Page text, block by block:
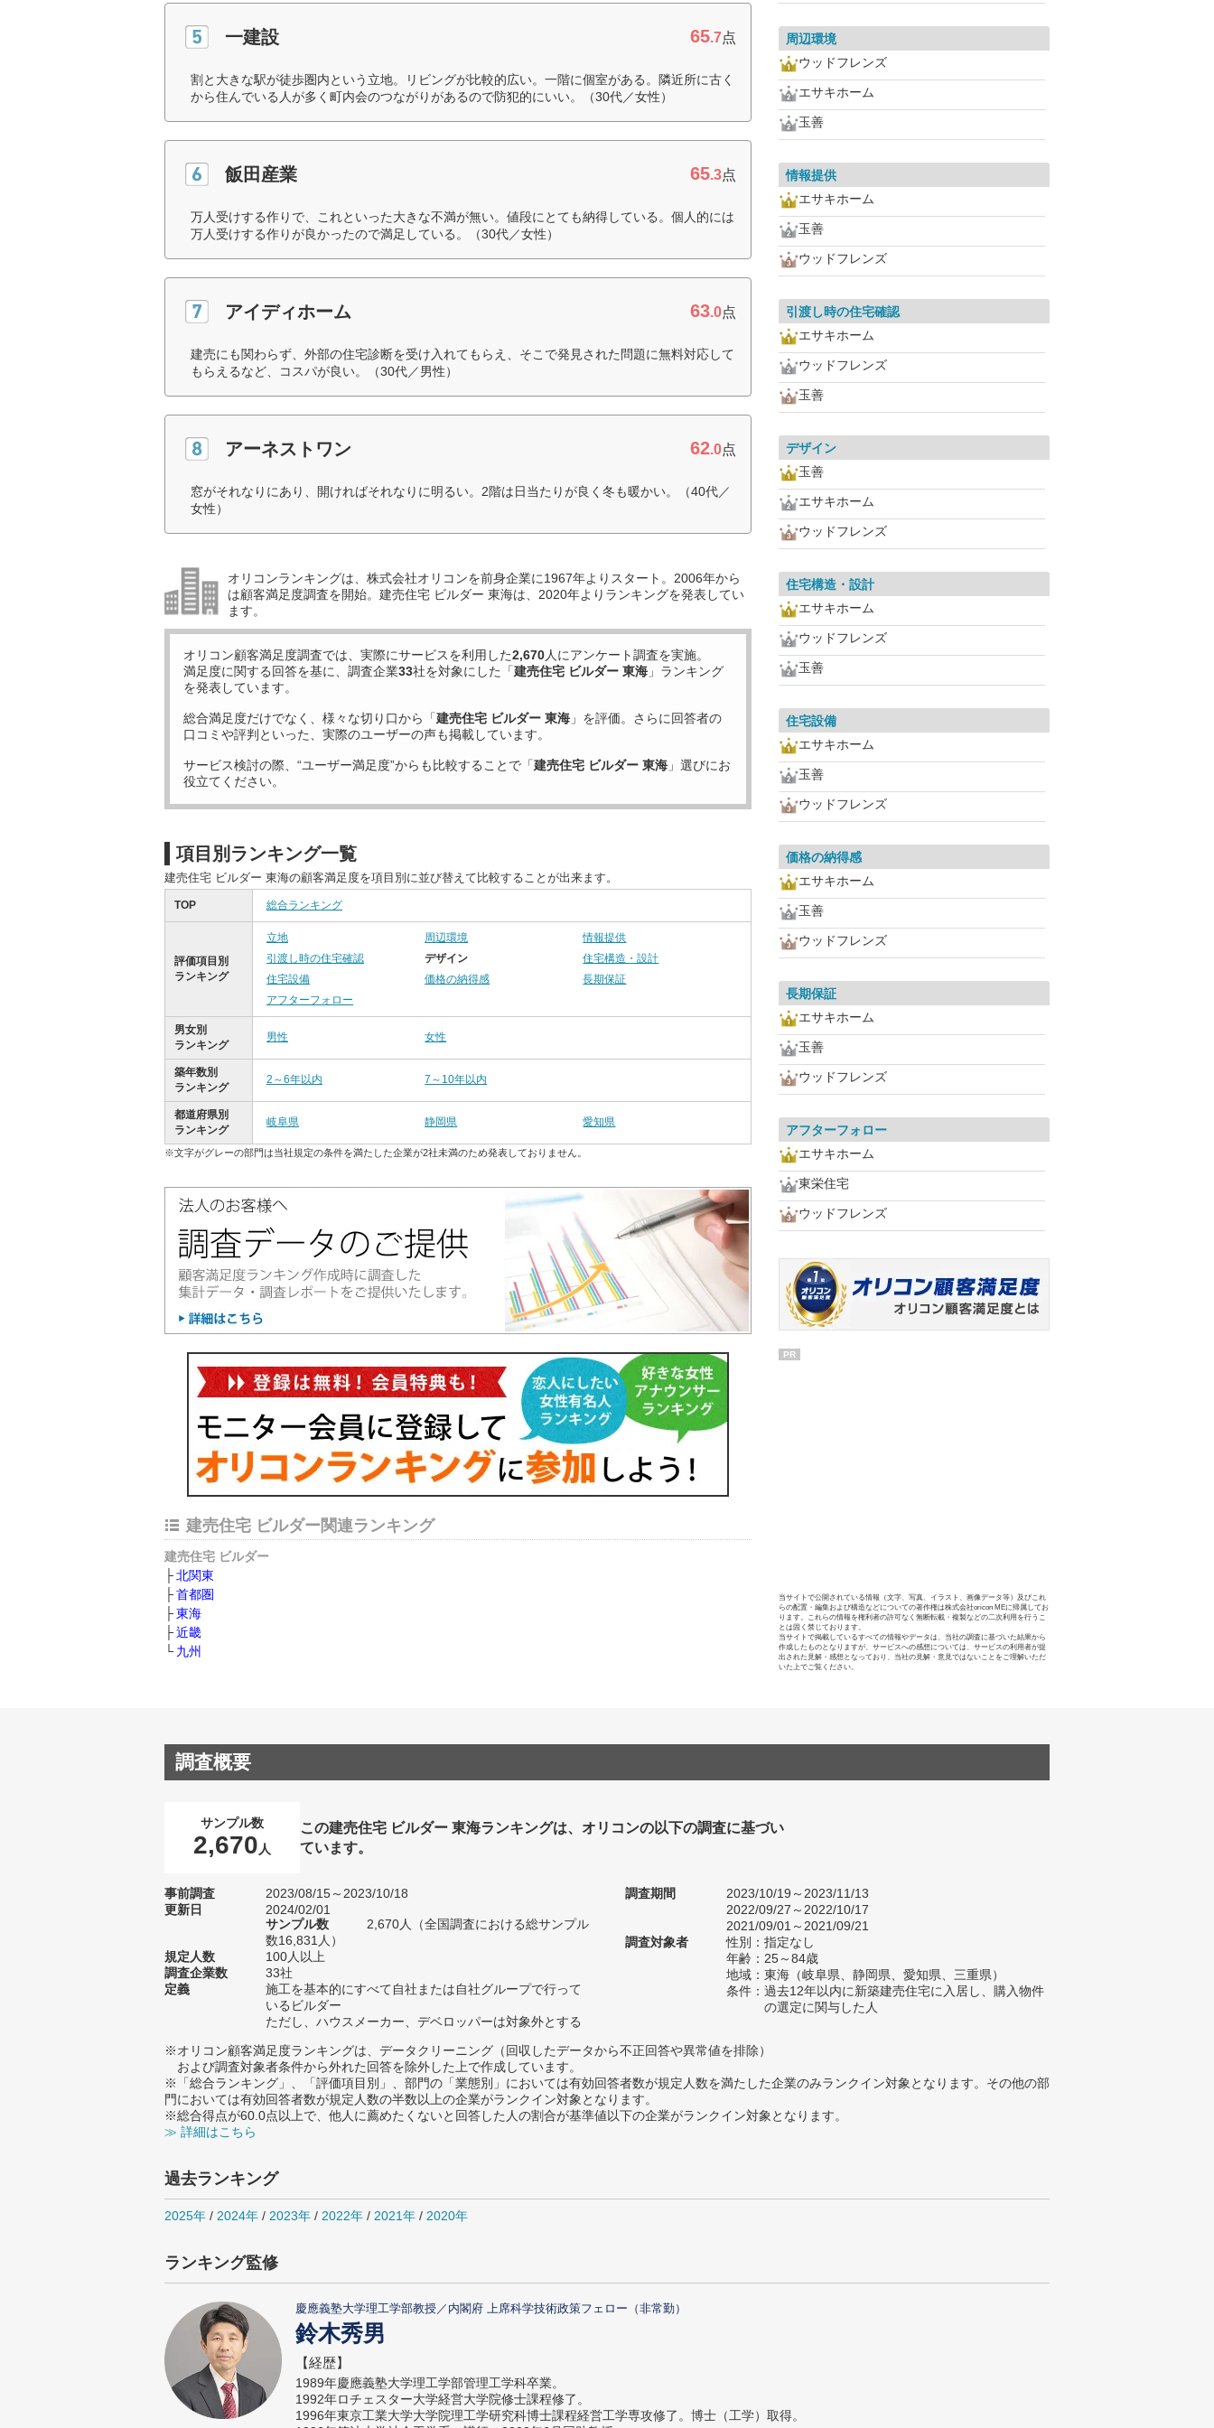
一建設 65.7点
割と大きな駅が徒歩圏内という立地。リビングが比較的広い。一階に個室がある。隣近所に古く
から住んでいる人が多く町内会のつながりがあるので防犯的にいい。（30代／女性）
飯田産業 65.3点
万人受けする作りで、これといった大きな不満が無い。値段にとても納得している。個人的には
万人受けする作りが良かったので満足している。（30代／女性）
アイディホーム 63.0点
建売にも関わらず、外部の住宅診断を受け入れてもらえ、そこで発見された問題に無料対応して
もらえるなど、コスパが良い。（30代／男性）
アーネストワン 62.0点
窓がそれなりにあり、開ければそれなりに明るい。2階は日当たりが良く冬も暖かい。（40代／
女性）
オリコンランキングは、株式会社オリコンを前身企業に1967年よりスタート。2006年から
は顧客満足度調査を開始。建売住宅 ビルダー 東海は、2020年よりランキングを発表してい
ます。
オリコン顧客満足度調査では、実際にサービスを利用した2,670人にアンケート調査を実施。
満足度に関する回答を基に、調査企業33社を対象にした「建売住宅 ビルダー 東海 」ランキング
を発表しています。
総合満足度だけでなく、様々な切り口から「建売住宅 ビルダー 東海 」を評価。さらに回答者の
口コミや評判といった、実際のユーザーの声も掲載しています。
サービス検討の際、“ユーザー満足度”からも比較することで「建売住宅 ビルダー 東海 」選びにお
役立てください。
項目別ランキング一覧
建売住宅 ビルダー 東海の顧客満足度を項目別に並び替えて比較することが出来ます。
TOP 総合ランキング
評価項目別
ランキング
立地 周辺環境
情報提供
引渡し時の住宅確認
デザイン
住宅構造・設計
住宅設備
価格の納得感
長期保証
アフターフォロー
男女別
ランキング
男性 女性
築年数別
ランキング
2～6年以内 7～10年以内
都道府県別
ランキング
岐阜県 静岡県 愛知県
※文字がグレーの部門は当社規定の条件を満たした企業が2社未満のため発表しておりません。
建売住宅 ビルダー関連ランキング
建売住宅 ビルダー
北関東
首都圏
東海
近畿
九州
周辺環境
ウッドフレンズ
エサキホーム
玉善
情報提供
エサキホーム
玉善
ウッドフレンズ
引渡し時の住宅確認
エサキホーム
ウッドフレンズ
玉善
デザイン
玉善
エサキホーム
ウッドフレンズ
住宅構造・設計
エサキホーム
ウッドフレンズ
玉善
住宅設備
エサキホーム
玉善
ウッドフレンズ
価格の納得感
エサキホーム
玉善
ウッドフレンズ
長期保証
エサキホーム
玉善
ウッドフレンズ
アフターフォロー
エサキホーム
東栄住宅
ウッドフレンズ
PR
当サイトで公開されている情報（文字、写真、イラスト、画像データ等）及びこれ
らの配置・編集および構造などについての著作権は株式会社oricon MEに帰属してお
ります。これらの情報を権利者の許可なく無断転載・複製などの二次利用を行うこ
とは固く禁じております。
当サイトで掲載しているすべての情報やデータは、当社の調査に基づいた結果から
作成したものとなりますが、サービスへの感想については、サービスの利用者が提
出された見解・感想となっており、当社の見解・意見ではないことをご理解いただ
いた上でご覧ください。
調査概要
サンプル数
2,670 人
この建売住宅 ビルダー 東海ランキングは、オリコンの以下の調査に基づい
ています。
事前調査
2023/08/15～2023/10/18
更新日
2024/02/01
サンプル数
2,670人（全国調査における総サンプル
数16,831人）
規定人数
100人以上
調査企業数
33社
定義
施工を基本的にすべて自社または自社グループで行って
いるビルダー
ただし、ハウスメーカー、デベロッパーは対象外とする
調査期間
2023/10/19～2023/11/13
2022/09/27～2022/10/17
2021/09/01～2021/09/21
調査対象者
性別：指定なし
年齢：25～84歳
地域：東海（岐阜県、静岡県、愛知県、三重県）
条件：過去12年以内に新築建売住宅に入居し、購入物件
の選定に関与した人
※オリコン顧客満足度ランキングは、データクリーニング（回収したデータから不正回答や異常値を排除）
および調査対象者条件から外れた回答を除外した上で作成しています。
※「総合ランキング」、「評価項目別」、部門の「業態別」においては有効回答者数が規定人数を満たした企業のみランクイン対象となります。その他の部
門においては有効回答者数が規定人数の半数以上の企業がランクイン対象となります。
※総合得点が60.0点以上で、他人に薦めたくないと回答した人の割合が基準値以下の企業がランクイン対象となります。
≫ 詳細はこちら
過去ランキング
2025年 / 2024年 / 2023年 / 2022年 / 2021年 / 2020年
ランキング監修
慶應義塾大学理工学部教授／内閣府 上席科学技術政策フェロー（非常勤）
鈴木秀男
【経歴】
1989年慶應義塾大学理工学部管理工学科卒業。
1992年ロチェスター大学経営大学院修士課程修了。
1996年東京工業大学大学院理工学研究科博士課程経営工学専攻修了。博士（工学）取得。